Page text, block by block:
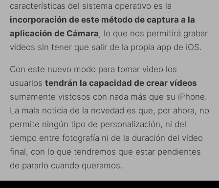
características del sistema operativo es la
incorporación de este método de captura a la
aplicación de Cámara, lo que nos permitirá grabar
videos sin tener que salir de la propia app de iOS.
Con este nuevo modo para tomar video los
usuarios tendrán la capacidad de crear vídeos
sumamente vistosos con nada más que su iPhone.
La mala noticia de la novedad es que, por ahora, no
permite ningún tipo de personalización, ni del
tiempo entre fotografía ni de la duración del vídeo
final, con lo que tendremos que estar pendientes
de pararlo cuando queramos.